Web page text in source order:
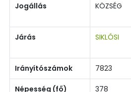
Jogállás KÖZSÉG
Járás SIKLÓSI
Irányítószámok 7823
Népesség (fő) 378